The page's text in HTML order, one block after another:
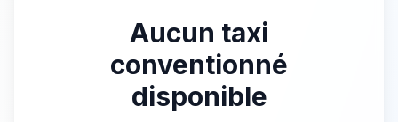
Aucun taxi
conventionné
disponible